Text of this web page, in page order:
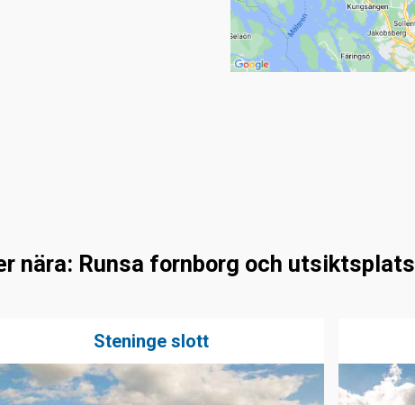
nära: Runsa fornborg och utsiktsplats
Steninge slott